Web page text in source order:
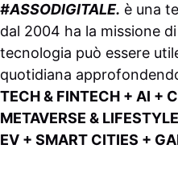
#ASSODIGITALE. è una
dal 2004 ha la missione
tecnologia può essere
quotidiana
TECH & FINTECH + AI +
METAVERSE &
EV + SMART CITIES +